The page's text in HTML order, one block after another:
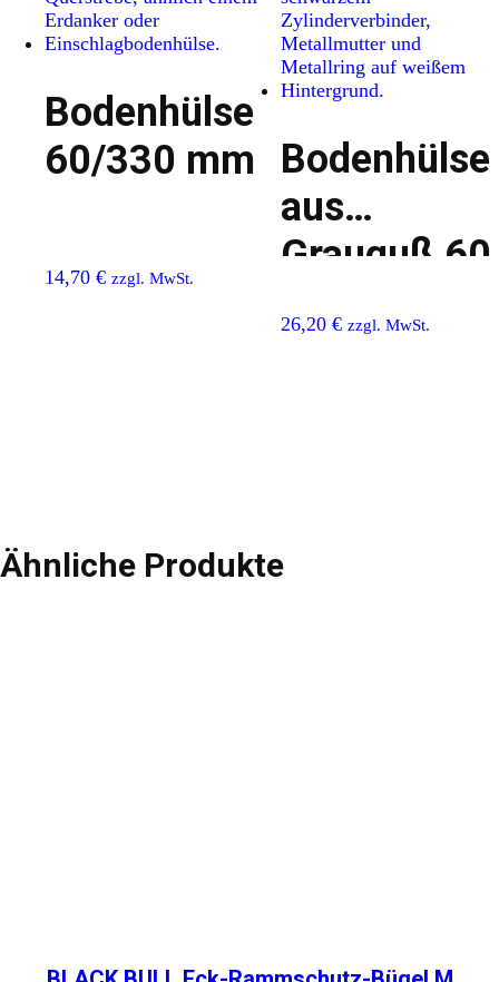
Bodenhülse
60/330 mm
14,70 € zzgl. MwSt.
Bodenhülse
aus
Grauguß 60
26,20€ zzgl. MwSt.
Ähnliche Produkte